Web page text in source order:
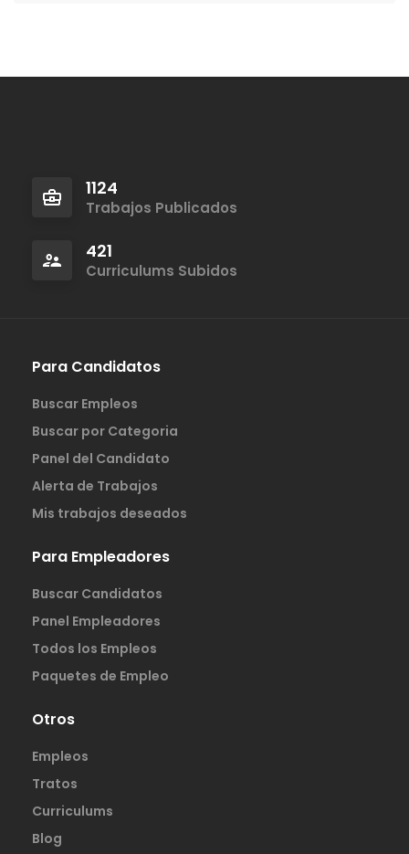
1124
Trabajos Publicados
421
Curriculums Subidos
Para Candidatos
Buscar Empleos
Buscar por Categoria
Panel del Candidato
Alerta de Trabajos
Mis trabajos deseados
Para Empleadores
Buscar Candidatos
Panel Empleadores
Todos los Empleos
Paquetes de Empleo
Otros
Empleos
Tratos
Curriculums
Blog